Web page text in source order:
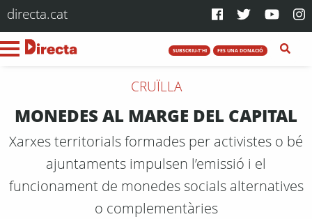
directa.cat
SUBSCRIU-T'HI FES UNA DONACIÓ
CRUÏLLA
MONEDES AL MARGE DEL CAPITAL
Xarxes territorials formades per activistes o bé
ajuntaments impulsen l’emissió i el
funcionament de monedes socials alternatives
o complementàries